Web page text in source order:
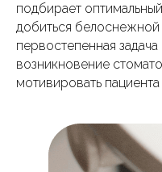
подбирает
добиться белоснежной
первостепенная
возникновение
мотивировать